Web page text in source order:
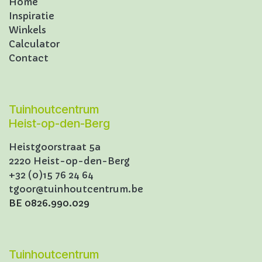
Inspiratie
Winkels
Calculator
Contact
Tuinhoutcentrum
Heist-op-den-Berg
Heistgoorstraat 5a
2220 Heist-op-den-Berg
+32 (0)15 76 24 64
tgoor@tuinhoutcentrum.be
BE 0826.990.029
Tuinhoutcentrum